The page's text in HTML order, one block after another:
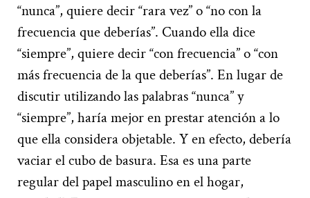
“nunca”, quiere decir “rara vez” o “no con la
frecuencia que deberías”. Cuando ella dice
“siempre”, quiere decir “con frecuencia” o “con
más frecuencia de la que deberías”. En lugar de
discutir utilizando las palabras “nunca” y
“siempre”, haría mejor en prestar atención a lo
que ella considera objetable. Y en efecto, debería
vaciar el cubo de basura. Esa es una parte
regular del papel masculino en el hogar,